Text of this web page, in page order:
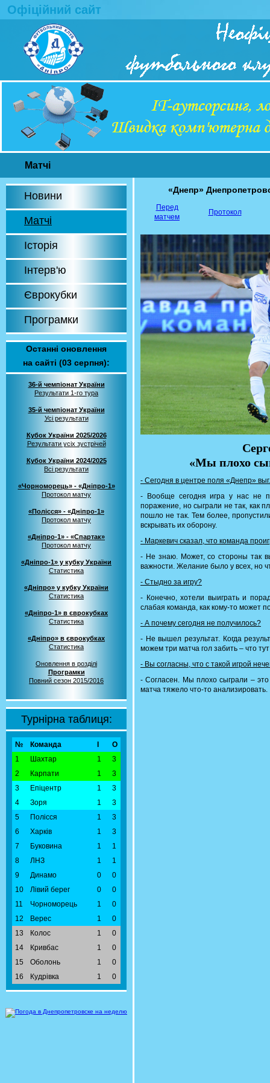
Офіційний сайт
Матчі
Новини
Матчі
Історія
Інтерв'ю
Єврокубки
Програмки
Останні оновлення
на сайті (03 серпня):
36-й чемпіонат України
Результати 1-го тура
35-й чемпіонат України
Усі результати
Кубок України 2025/2026
Результати усіх зустрічей
Кубок України 2024/2025
Всі результати
«Чорноморець» - «Дніпро-1»
Протокол матчу
«Полісся» - «Дніпро-1»
Протокол матчу
«Дніпро-1» - «Спартак»
Протокол матчу
«Дніпро-1» у кубку України
Статистика
«Дніпро» у кубку України
Статистика
«Дніпро-1» в єврокубках
Статистика
«Дніпро» в єврокубках
Статистика
Оновлення в розділі
Програмки
Повний сезон 2015/2016
Турнірна таблиця:
№ Команда
О
1
Шахтар 1
3
2
Карпати 1
3
3
Епіцентр 1
3
4
Зоря 1
3
5
Полісся 1
3
6
Харків 1
3
7
Буковина 1
1
8
ЛНЗ 1
1
9
Динамо 0
0
10
Лівий берег 0
0
11
Чорноморець 1
0
12
Верес 1
0
13
Колос 1
0
14
Кривбас 1
0
15
Оболонь 1
0
16
Кудрівка 1 0
«Днепр»
Перед
матчем
Протокол
«Мы плохо
- Сегодня в центре поля «Днепр»
- Вообще сегодня игра у нас не
поражение, но сыграли не так, как
пошло не так. Тем более,
вскрывать их оборону.
- Маркевич сказал, что команда
- Не знаю. Может, со стороны так
важности. Желание было у всех, но
- Стыдно за игру?
- Конечно, хотели выиграть и
слабая команда, как кому-то может
- А почему сегодня не получилось?
- Не вышел результат. Когда
можем три матча гол забить – что
- Вы согласны, что с такой игрой
- Согласен. Мы плохо сыграли –
матча тяжело что-то анализировать.